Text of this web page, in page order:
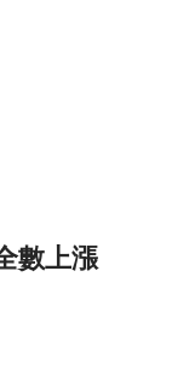
數上漲